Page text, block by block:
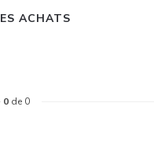
ACHATS
0 de 0